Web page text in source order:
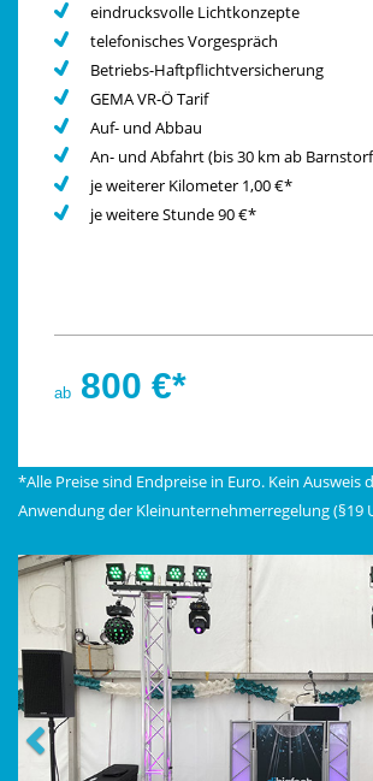
eindrucksvolle Lichtkonzepte
telefonisches Vorgespräch
Betriebs-Haftpflichtversicherung
GEMA VR-Ö Tarif
Auf- und Abbau
An- und Abfahrt (bis 30 km ab
je weiterer Kilometer 1,00 €*
je weitere Stunde 90 €*
ab 800 €*
*Alle Preise sind Endpreise in Euro. Kein Ausweis
Anwendung der Kleinunternehmerregelung (§19